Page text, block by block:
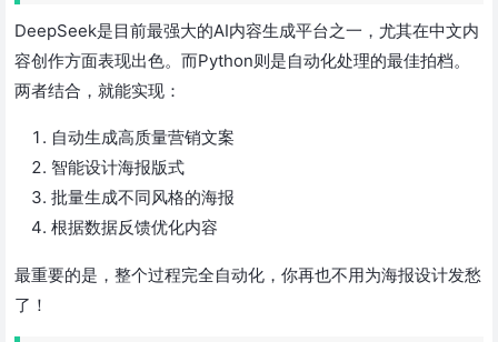
DeepSeek是目前最强大的AI内容生成平台之一，尤其在中文内
容创作方面表现出色。而Python则是自动化处理的最佳拍档。
两者结合，就能实现：
自动生成高质量营销文案
智能设计海报版式
批量生成不同风格的海报
根据数据反馈优化内容
最重要的是，整个过程完全自动化，你再也不用为海报设计发愁
了！